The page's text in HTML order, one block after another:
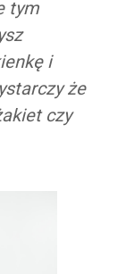
tym
i
że
czy